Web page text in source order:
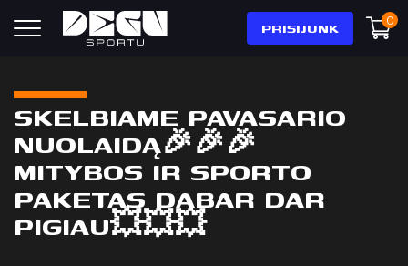
PRISIJUNK 0
SKELBIAME PAVASARIO
NUOLAIDĄ🎉🎉🎉
MITYBOS IR SPORTO
PAKETAS DABAR DAR
PIGIAU💥💥💥